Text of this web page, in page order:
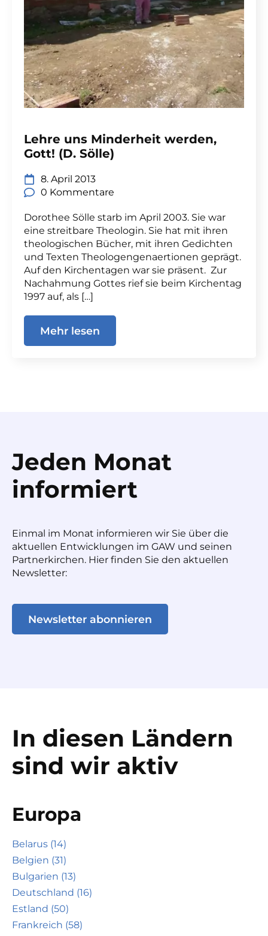
Lehre uns Minderheit werden,
Gott! (D. Sölle)
8. April 2013
0 Kommentare
Dorothee Sölle starb im April 2003. Sie war
eine streitbare Theologin. Sie hat mit ihren
theologischen Bücher, mit ihren Gedichten
und Texten Theologengenaertionen geprägt.
Auf den Kirchentagen war sie präsent. Zur
Nachahmung Gottes rief sie beim Kirchentag
1997 auf, als […]
Mehr lesen
Jeden Monat
informiert
Einmal im Monat informieren wir Sie über die
aktuellen Entwicklungen im GAW und seinen
Partnerkirchen. Hier finden Sie den aktuellen
Newsletter:
Newsletter abonnieren
In diesen Ländern
sind wir aktiv
Europa
Belarus (14)
Belgien (31)
Bulgarien (13)
Deutschland (16)
Estland (50)
Frankreich (58)